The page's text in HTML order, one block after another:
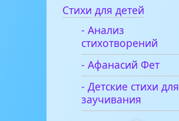
Стихи для детей
- Анализ
стихотворений
- Афанасий Фет
- Детские стихи для
заучивания